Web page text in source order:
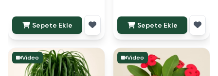
Sepete Ekle Sepete Ekle
Video Video